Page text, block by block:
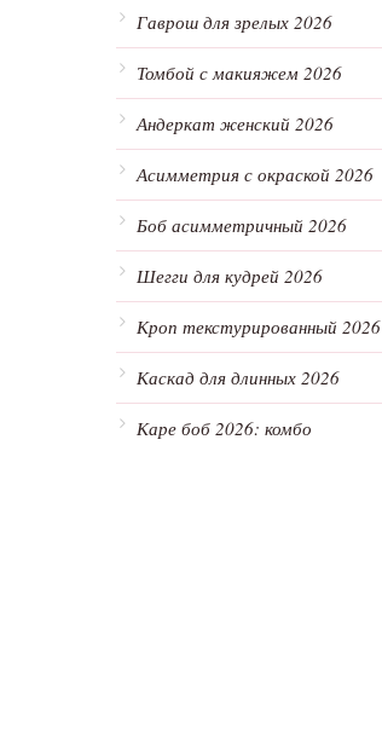
Гаврош для зрелых 2026
Томбой с макияжем 2026
Андеркат женский 2026
Асимметрия с окраской 2026
Боб асимметричный 2026
Шегги для кудрей 2026
Кроп текстурированный 2026
Каскад для длинных 2026
Каре боб 2026: комбо